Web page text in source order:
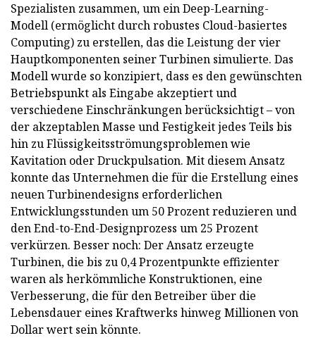
Spezialisten zusammen, um ein Deep-Learning-
Modell (ermöglicht durch robustes Cloud-basiertes
Computing) zu erstellen, das die Leistung der vier
Hauptkomponenten seiner Turbinen simulierte. Das
Modell wurde so konzipiert, dass es den gewünschten
Betriebspunkt als Eingabe akzeptiert und
verschiedene Einschränkungen berücksichtigt – von
der akzeptablen Masse und Festigkeit jedes Teils bis
hin zu Flüssigkeitsströmungsproblemen wie
Kavitation oder Druckpulsation. Mit diesem Ansatz
konnte das Unternehmen die für die Erstellung eines
neuen Turbinendesigns erforderlichen
Entwicklungsstunden um 50 Prozent reduzieren und
den End-to-End-Designprozess um 25 Prozent
verkürzen. Besser noch: Der Ansatz erzeugte
Turbinen, die bis zu 0,4 Prozentpunkte effizienter
waren als herkömmliche Konstruktionen, eine
Verbesserung, die für den Betreiber über die
Lebensdauer eines Kraftwerks hinweg Millionen von
Dollar wert sein könnte.